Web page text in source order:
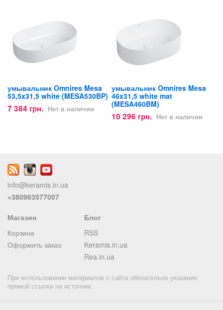
умывальник Omnires Mesa
53,5x31,5 white (MESA530BP)
7 384 грн. Нет в наличии
умывальник Omnires Mesa
46x31,5 white mat
(MESA460BM)
10 296 грн. Нет в наличии
info@keramis.in.ua
+380963577007
Магазин
Корзина
Оформить заказ
Блог
RSS
Keramis.in.ua
Rea.in.ua
При использовании материалов с сайта обязательно указание
прямой ссылки на источник.